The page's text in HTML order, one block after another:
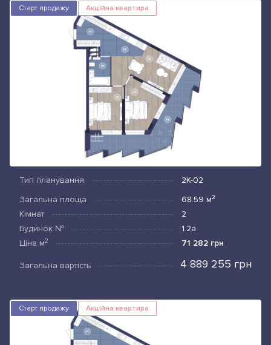
Старт продажу Акційна квартира
Тип планування
2К-02
Загальна площа
68.59 м2
Кімнат
2
Будинок №
1.2а
Ціна м2 71 282 грн
Загальна вартість 4 889 255 грн
Старт продажу Акційна квартира